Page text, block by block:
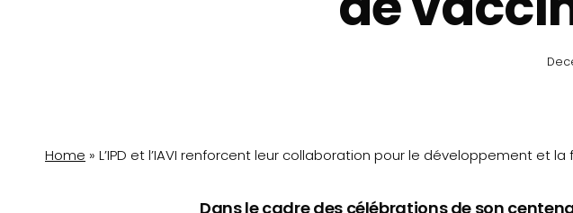
Home » L’IPD et l’IAVI renforcent leur collaboration pour le développement et
Dans le cadre des célébrations de son